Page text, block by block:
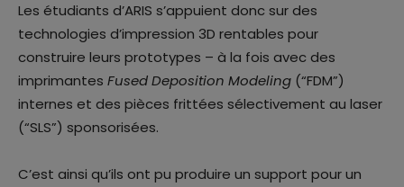
Les étudiants d’ARIS s’appuient donc sur des
technologies d’impression 3D rentables pour
construire leurs prototypes – à la fois avec des
imprimantes Fused Deposition Modeling (“FDM”)
internes et des pièces frittées sélectivement au laser
(“SLS”) sponsorisées.
C’est ainsi qu’ils ont pu produire un support pour un